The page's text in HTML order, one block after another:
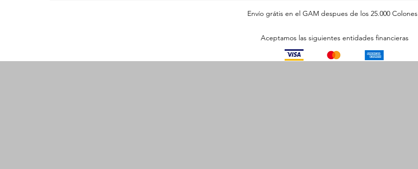
Envío grátis en el GAM despues de los 25.000 Colones
Aceptamos las siguientes entidades financieras